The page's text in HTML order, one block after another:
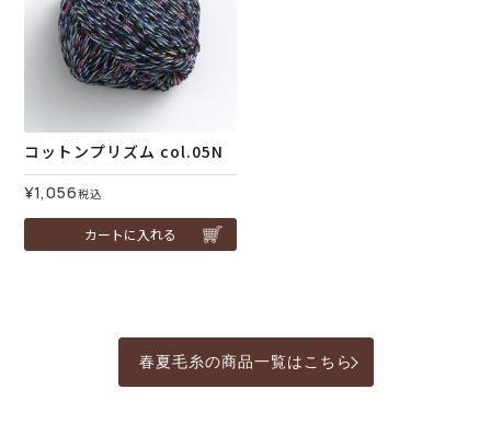
コットンプリズム col.05N
¥1,056税込
カートに入れる
春夏毛糸の商品一覧はこちら